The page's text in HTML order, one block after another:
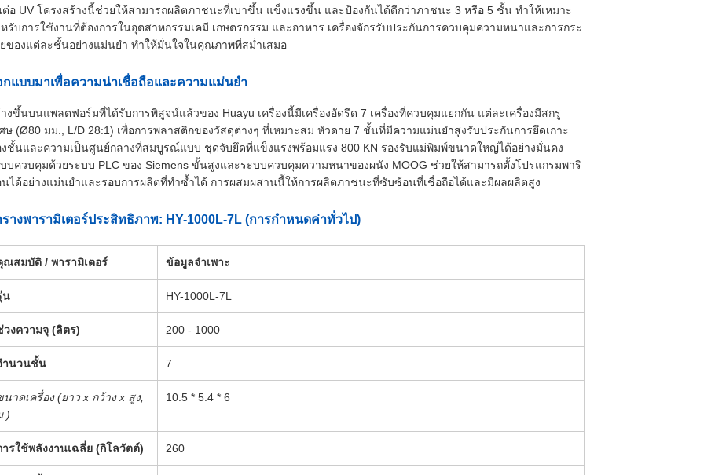
อ UV โครงสร้างนี้ช่วยให้สามารถผลิตภาชนะที่เบาขึ้น แข็งแรงขึ้น และป้องกันได้ดีกว่าภาชนะ 3 หรือ 5 ชั้น ทำให้เหมาะ
รับการใช้งานที่ต้องการในอุตสาหกรรมเคมี เกษตรกรรม และอาหาร เครื่องจักรรับประกันการควบคุมความหนาและการกระ
ของแต่ละชั้นอย่างแม่นยำ ทำให้มั่นใจในคุณภาพที่สม่ำเสมอ
กแบบมาเพื่อความน่าเชื่อถือและความแม่นยำ
งขึ้นบนแพลตฟอร์มที่ได้รับการพิสูจน์แล้วของ Huayu เครื่องนี้มีเครื่องอัดรีด 7 เครื่องที่ควบคุมแยกกัน แต่ละเครื่องมีสกรู
ษ (Ø80 มม., L/D 28:1) เพื่อการพลาสติกของวัสดุต่างๆ ที่เหมาะสม หัวดาย 7 ชั้นที่มีความแม่นยำสูงรับประกันการยึดเกาะ
ชั้นและความเป็นศูนย์กลางที่สมบูรณ์แบบ ชุดจับยึดที่แข็งแรงพร้อมแรง 800 KN รองรับแม่พิมพ์ขนาดใหญ่ได้อย่างมั่นคง
บควบคุมด้วยระบบ PLC ของ Siemens ขั้นสูงและระบบควบคุมความหนาของผนัง MOOG ช่วยให้สามารถตั้งโปรแกรมพาริ
ได้อย่างแม่นยำและรอบการผลิตที่ทำซ้ำได้ การผสมผสานนี้ให้การผลิตภาชนะที่ซับซ้อนที่เชื่อถือได้และมีผลผลิตสูง
รางพารามิเตอร์ประสิทธิภาพ: HY-1000L-7L (การกำหนดค่าทั่วไป)
ณสมบัติ / พารามิเตอร์ ข้อมูลจำเพาะ
น HY-1000L-7L
วงความจุ (ลิตร) 200 - 1000
ำนวนชั้น 7
นาดเครื่อง (ยาว x กว้าง x สูง,
.)
10.5 * 5.4 * 6
ารใช้พลังงานเฉลี่ย (กิโลวัตต์) 260